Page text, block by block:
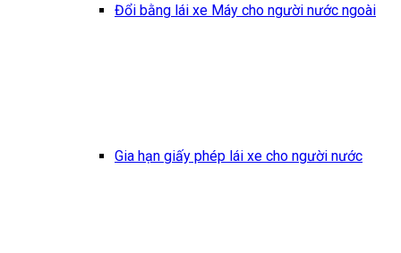
Đổi bằng lái xe Máy cho người nước ngoài
Gia hạn giấy phép lái xe cho người nước